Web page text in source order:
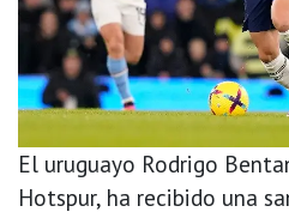
El uruguayo Rodrigo
Hotspur, ha recibido una